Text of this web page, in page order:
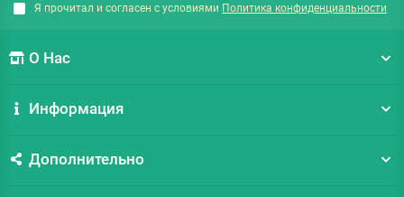
Я прочитал и согласен с условиями Политика конфиденциальности
О Нас
Информация
Дополнительно